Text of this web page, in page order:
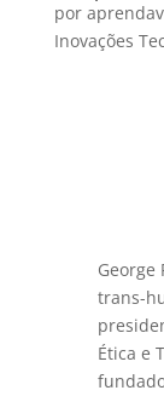
por
Inovações
George
trans-
Ética e